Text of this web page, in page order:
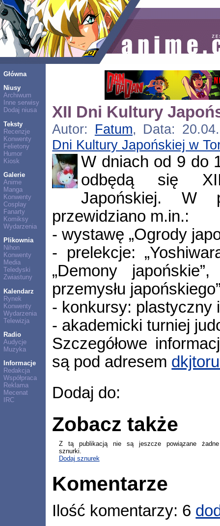
Główna
Niusy
Archiwum
Inne serwisy
Dodaj niusa
Teksty
Recenzje
Konwenty
Felietony
Humor
Kiosk
Galerie
Anime
Manga
Konwenty
Cosplay
Fanarty
Komiksy
Wydarzenia
Plikownia
Nihon
Konwenty
Media
Teledyski
Zwiastuny
Kalendarz
Rynek
Konwenty
Wydarzenia
Telewizja
Radio
Audycje
Muzyka
Informacje
Redakcja
Współpraca
Reklama
Mecenat
IRC
XII Dni Kultury
Autor: Fatum, Data:
Dni Kultury Japońskiej w
W dniach od 9 do
odbędą się
Japońskiej. W
przewidziano m.in.:
- wystawę „Ogrody
- prelekcje:
„Demony
przemysłu
- konkursy: plastyczny
- akademicki turniej
Szczegółowe
są pod adresem
Dodaj do:
Zobacz także
Z tą publikacją nie są jeszcze powiązane żadne
sznurki.
Dodaj sznurek
Komentarze
Ilość komentarzy: 6